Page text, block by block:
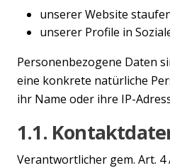
unserer Website
unserer Profile in
Personenbezogene Daten
eine konkrete natürliche
ihr Name oder ihre IP-
1.1.
Verantwortlicher gem. Art. 4